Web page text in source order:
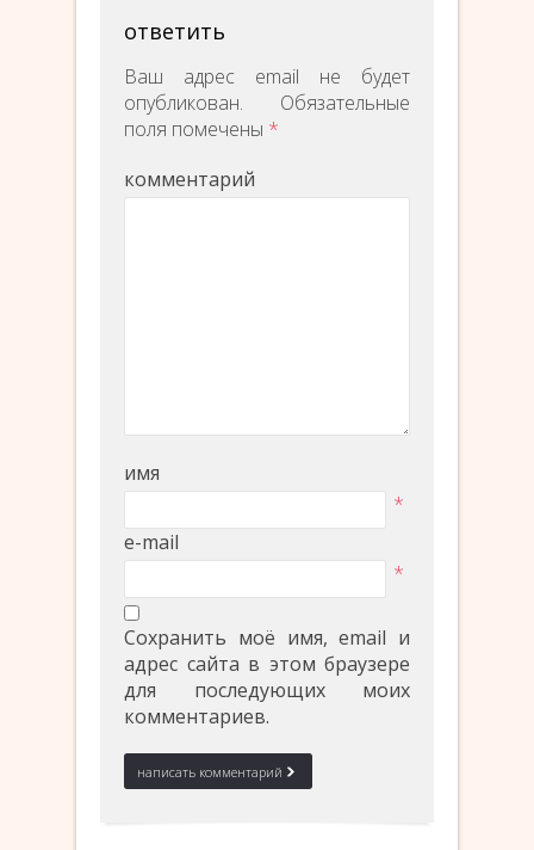
ответить
Ваш адрес email не будет
опубликован.
Обязательные
поля помечены *
комментарий
имя
*
e-mail
*
Сохранить моё имя, email и
адрес сайта в этом браузере
для последующих моих
комментариев.